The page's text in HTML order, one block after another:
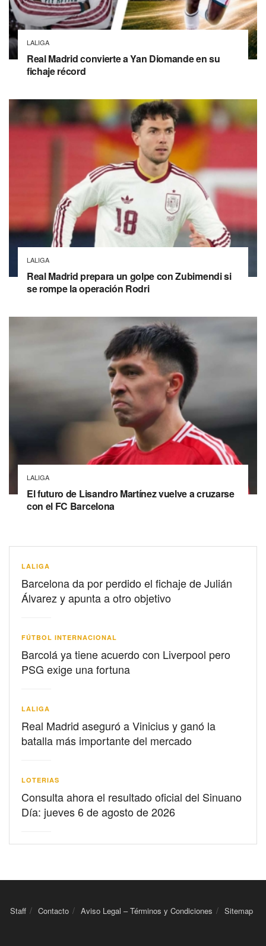
LALIGA
Real Madrid convierte a Yan Diomande en su
fichaje récord
LALIGA
Real Madrid prepara un golpe con Zubimendi si
se rompe la operación Rodri
LALIGA
El futuro de Lisandro Martínez vuelve a cruzarse
con el FC Barcelona
LALIGA
Barcelona da por perdido el fichaje de Julián
Álvarez y apunta a otro objetivo
FÚTBOL INTERNACIONAL
Barcolá ya tiene acuerdo con Liverpool pero
PSG exige una fortuna
LALIGA
Real Madrid aseguró a Vinicius y ganó la
batalla más importante del mercado
LOTERIAS
Consulta ahora el resultado oficial del Sinuano
Día: jueves 6 de agosto de 2026
Staff Contacto Aviso Legal – Términos y Condiciones Sitemap